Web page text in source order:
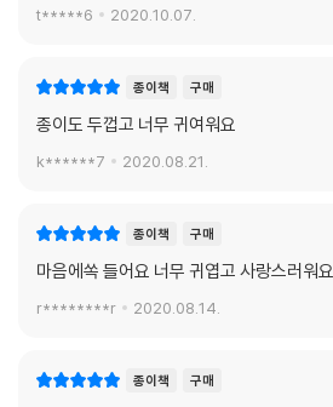
t*****6 2020.10.07.
종이책 구매
종이도 두껍고 너무 귀여워요
k******7 2020.08.21.
종이책 구매
마음에쏙 들어요 너무 귀엽고 사랑스러워요
r********r 2020.08.14.
종이책 구매